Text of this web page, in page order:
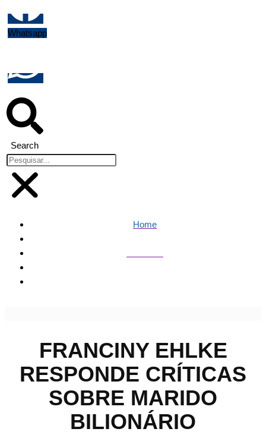
Whatsapp
Search
Home
FRANCINY EHLKE
RESPONDE CRÍTICAS
SOBRE MARIDO
BILIONÁRIO